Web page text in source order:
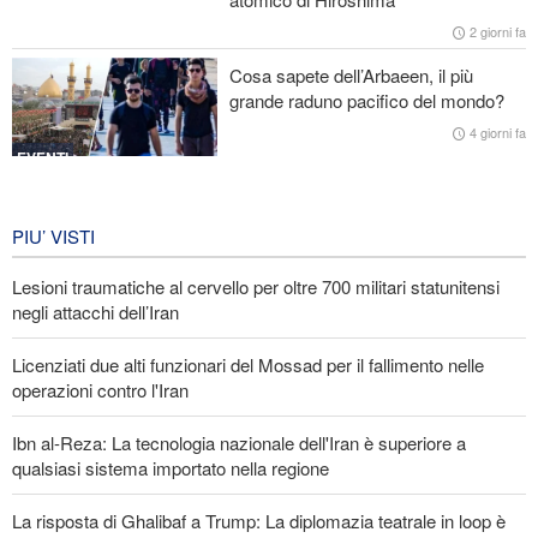
Licenziati due alti funzionari del Mossad per il fallimento nelle
operazioni contro l'Iran
Lesioni traumatiche al cervello per oltre 700 militari statunitensi
negli attacchi dell’Iran
2 giorni fa
EVENTI
Cosa sapete dell’Arbaeen, il più
grande raduno pacifico del mondo?
4 giorni fa
EVENTI
PIU’ VISTI
Lesioni traumatiche al cervello per oltre 700 militari statunitensi
negli attacchi dell’Iran
Licenziati due alti funzionari del Mossad per il fallimento nelle
operazioni contro l'Iran
Ibn al-Reza: La tecnologia nazionale dell'Iran è superiore a
qualsiasi sistema importato nella regione
La risposta di Ghalibaf a Trump: La diplomazia teatrale in loop è